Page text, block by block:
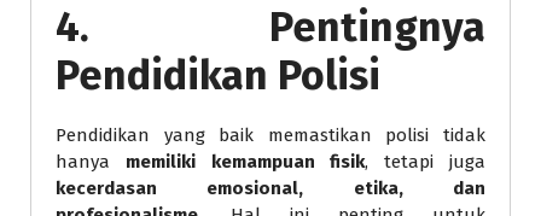
4. Pentingnya
Pendidikan Polisi
Pendidikan yang baik memastikan polisi tidak
hanya memiliki kemampuan fisik, tetapi juga
kecerdasan emosional, etika, dan